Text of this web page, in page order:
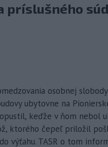
príslušného
osobnej
ubytovne na
keďže v ňom nebol
ktorého čepeľ priložil
výťahu. TASR o tom